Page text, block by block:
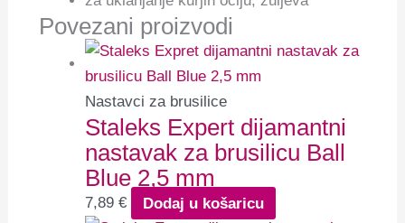
Povezani proizvodi
Nastavci za brusilice
Staleks Expert dijamantni
nastavak za brusilicu Ball
Blue 2,5 mm
7,89€ Dodaj u košaricu